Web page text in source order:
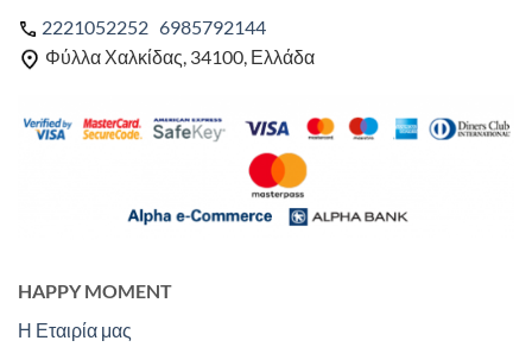
HAPPY MOMENT
Η Εταιρία μας
2221052252 6985792144
Φύλλα Χαλκίδας, 34100, Ελλάδα